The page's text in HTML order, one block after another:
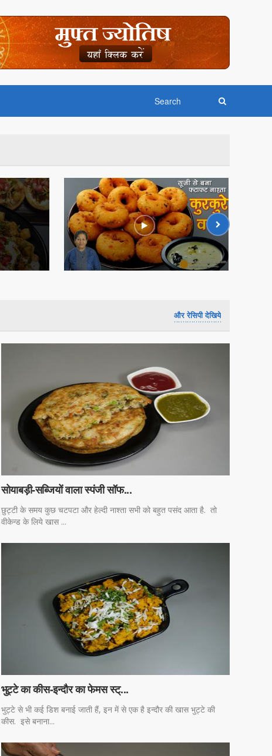
और रेसिपी देखिये
सोयाबड़ी-सब्जियों वाला स्पंजी सॉफ...
छुट्टी के समय कुछ चटपटा और हेल्दी नाश्ता सभी को बहुत पसंद आता है. तो
वीकेन्ड के लिये खास ...
भुट्टे का कीस-इन्दौर का फेमस स्ट्...
भुट्टे से भी कई डिश बनाई जाती हैं, इन में से एक है इन्दौर की खास भुट्टे की
कीस. इसे बनाना...